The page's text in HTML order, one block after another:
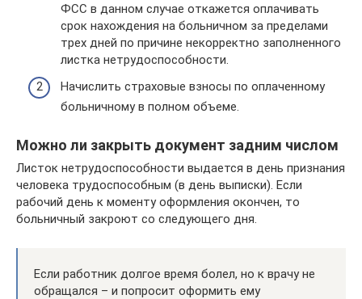
ФСС в данном случае откажется оплачивать
срок нахождения на больничном за пределами
трех дней по причине некорректно заполненного
листка нетрудоспособности.
Начислить страховые взносы по оплаченному
больничному в полном объеме.
Можно ли закрыть документ задним числом
Листок нетрудоспособности выдается в день признания
человека трудоспособным (в день выписки). Если
рабочий день к моменту оформления окончен, то
больничный закроют со следующего дня.
Если работник долгое время болел, но к врачу не
обращался – и попросит оформить ему